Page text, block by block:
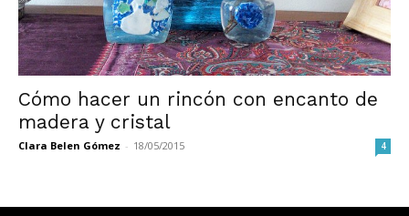
Cómo hacer un rincón con encanto de
madera y cristal
Clara Belen Gómez - 18/05/2015 4